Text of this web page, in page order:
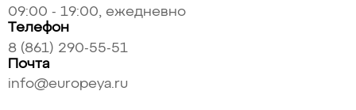
09:00 - 19:00, ежедневно
Телефон
8 (861) 290-55-51
Почта
info@europeya.ru